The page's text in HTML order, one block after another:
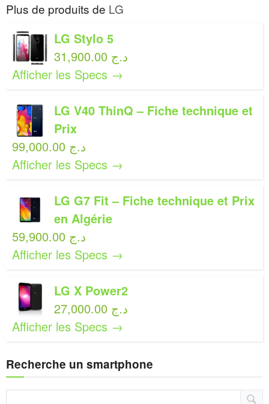
Plus de produits de LG
LG Stylo 5
31,900.00 د.ج
Afficher les Specs →
LG V40 ThinQ – Fiche technique et
Prix
99,000.00 د.ج
Afficher les Specs →
LG G7 Fit – Fiche technique et Prix
en Algérie
59,900.00 د.ج
Afficher les Specs →
LG X Power2
27,000.00 د.ج
Afficher les Specs →
Recherche un smartphone